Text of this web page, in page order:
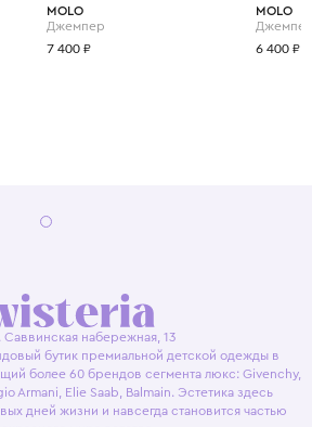
MOLO
Джемпер
7 400 ₽
MOLO
6 400 ₽
Саввинская набережная, 13
бутик премиальной детской одежды в
более 60 брендов сегмента люкс: Givenchy,
Armani, Elie Saab, Balmain. Эстетика здесь
дней жизни и навсегда становится частью